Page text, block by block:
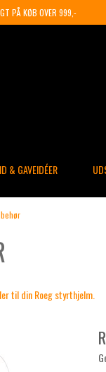
PÅ KØB OVER 999,-
& GAVEIDÉER
til din Roeg styrthjelm.